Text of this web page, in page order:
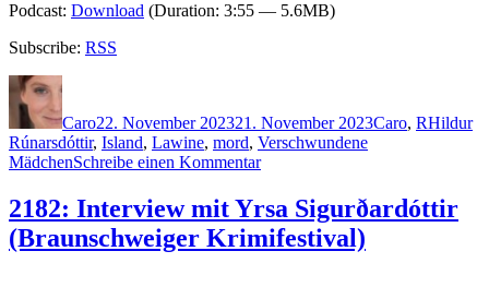
Podcast: Download (Duration: 3:55 — 5.6MB)
Subscribe: RSS
Autor
Caro22. November 202321. November 2023Caro, RHildur
Rúnarsdóttir, Island, Lawine, mord, Verschwundene
MädchenSchreibe einen Kommentarzu
Satu
Rämö
–
2182: Interview mit Yrsa Sigurðardóttir
(Braunschweiger Krimifestival)